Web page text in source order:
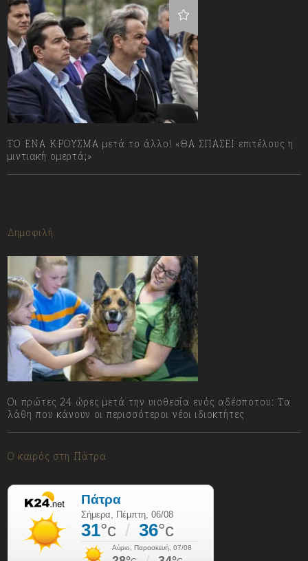
ΤΟ ΕΝΑ ΚΡΟΥΣΜΑ μετά το άλλο! «ΘΑ ΣΠΑΣΕΙ επιτέλους η
μιντιακή ομερτά;»
Δημοφιλή
Οι πρώτες 24 ώρες μετά την υιοθεσία ενός αδέσποτου: Τα
λάθη που κάνουν οι περισσότεροι νέοι ιδιοκτήτες
Ο καιρός στη Πάτρα